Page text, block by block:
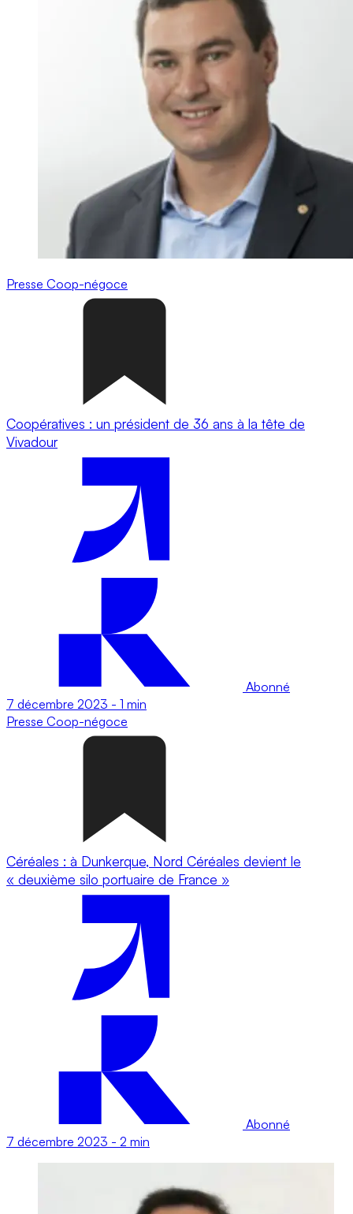
Presse Coop-négoce
Coopératives : un président de 36 ans à la tête de
Vivadour
Abonné
7 décembre 2023 - 1 min
Presse Coop-négoce
Céréales : à Dunkerque, Nord Céréales devient le
« deuxième silo portuaire de France »
Abonné
7 décembre 2023 - 2 min